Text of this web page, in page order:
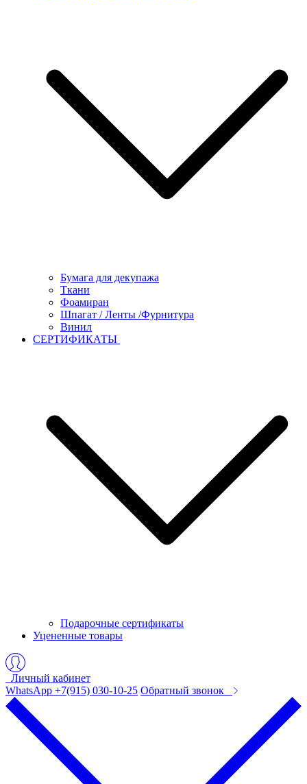
Бумага для декупажа
Ткани
Фоамиран
Шпагат / Ленты /Фурнитура
Винил
СЕРТИФИКАТЫ
Подарочные сертификаты
Уцененные товары
Личный кабинет
WhatsApp +7(915) 030-10-25 Обратный звонок